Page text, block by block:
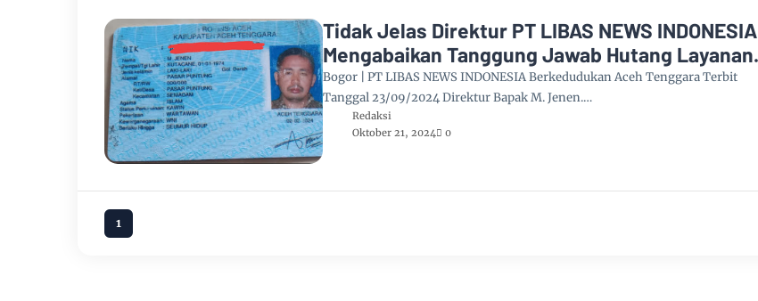
Tidak Jelas Direktur PT LIBAS NEWS INDONESIA
Mengabaikan Tanggung Jawab Hutang Layanan
Jasa
Bogor | PT LIBAS NEWS INDONESIA Berkedudukan Aceh Tenggara Terbit
Tanggal 23/09/2024 Direktur Bapak M. Jenen.…
Redaksi
Oktober 21, 2024
0
1